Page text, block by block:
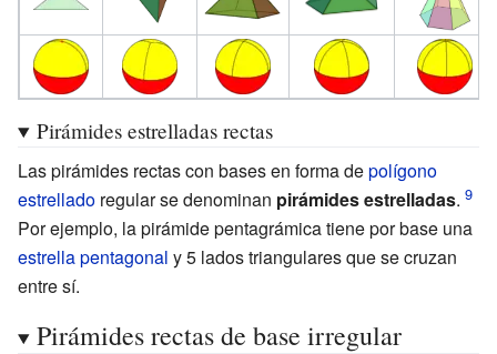
Pirámides estrelladas rectas
Las pirámides rectas con bases en forma depolígono
estrellado regular se denominan pirámides estrelladas.
Por ejemplo, la pirámide pentagrámica tiene por base una
estrella pentagonal y 5 lados triangulares que se cruzan
entre sí.
Pirámides rectas de base irregular